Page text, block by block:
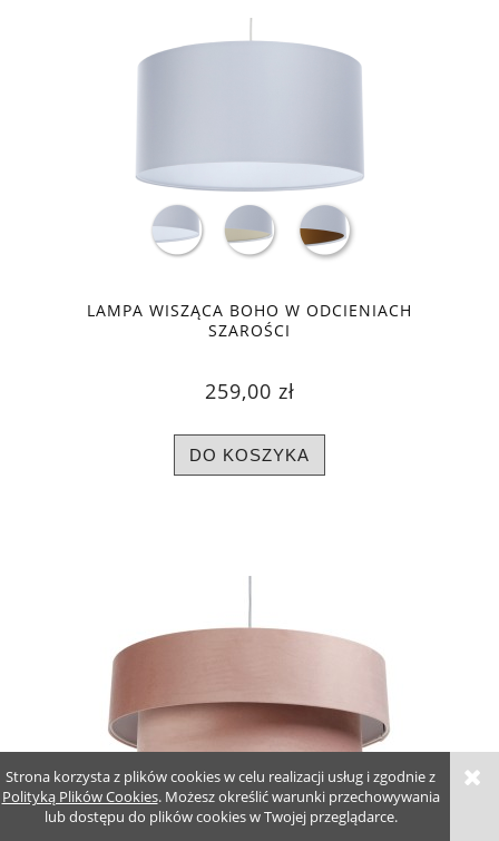
Strona korzysta z plików cookies w celu realizacji usług i zgodnie z
Polityką Plików Cookies. Możesz określić warunki przechowywania
lub dostępu do plików cookies w Twojej przeglądarce.
LAMPA WISZĄCA BOHO W ODCIENIACH
SZAROŚCI
259,00 zł
DO KOSZYKA